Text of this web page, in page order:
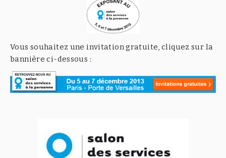
Vous souhaitez une invitation gratuite, cliquez sur la
bannière ci-dessous :